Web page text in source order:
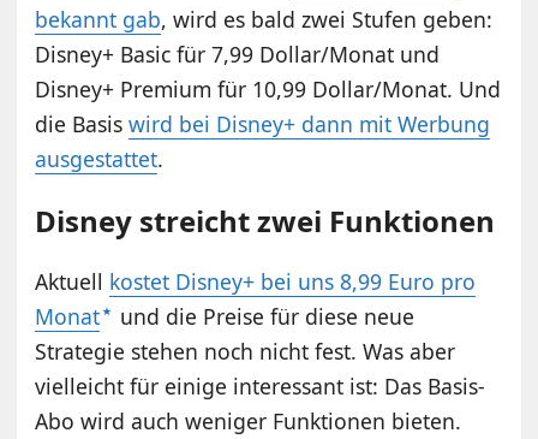
bekannt gab, wird es bald zwei Stufen geben:
Disney+ Basic für 7,99 Dollar/Monat und
Disney+ Premium für 10,99 Dollar/Monat. Und
die Basiswird bei Disney+ dann mit Werbung
ausgestattet.
Disney streicht zwei Funktionen
Aktuell kostet Disney+ bei uns 8,99 Euro pro
Monat
und die Preise für diese neue
Strategie stehen noch nicht fest. Was aber
vielleicht für einige interessant ist: Das Basis-
Abo wird auch weniger Funktionen bieten.